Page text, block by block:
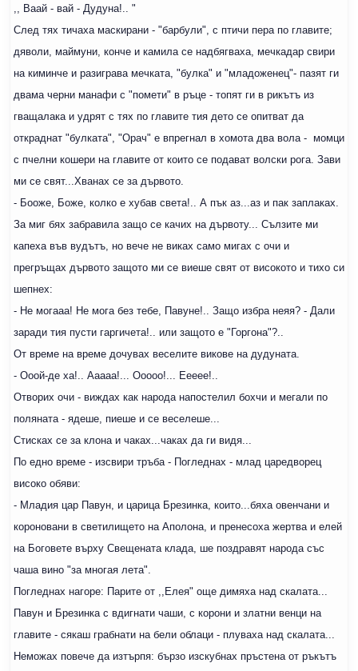
,, Ваай - вай - Дудуна!.. "
След тях тичаха маскирани - "барбули", с птичи пера по главите;
дяволи, маймуни, конче и камила се надбягваха, мечкадар свири
на киминче и разиграва мечката, "булка" и "младоженец"- пазят ги
двама черни манафи с "помети" в ръце - топят ги в рикътъ из
гващалака и удрят с тях по главите тия дето се опитват да
откраднат "булката", "Орач" е впрегнал в хомота два вола - момци
с пчелни кошери на главите от които се подават волски рога. Зави
ми се свят...Хванах се за дървото.
- Бооже, Боже, колко е хубав света!.. А пък аз...аз и пак заплаках.
За миг бях забравила защо се качих на дървоту... Сълзите ми
капеха във вудътъ, но вече не виках само мигах с очи и
прегръщах дървото защото ми се виеше свят от високото и тихо си
шепнех:
- Не могааа! Не мога без тебе, Павуне!.. Защо избра неяя? - Дали
заради тия пусти гаргичета!.. или защото е "Горгона"?..
От време на време дочувах веселите викове на дудуната.
- Ооой-де ха!.. Ааааа!... Ооооо!... Еееее!..
Отворих очи - виждах как народа напостелил бохчи и мегали по
поляната - ядеше, пиеше и се веселеше...
Стисках се за клона и чаках...чаках да ги видя...
По едно време - изсвири тръба - Погледнах - млад царедворец
високо обяви:
- Младия цар Павун, и царица Брезинка, които...бяха овенчани и
короновани в светилището на Аполона, и пренесоха жертва и елей
на Боговете върху Свещената клада, ше поздравят народа със
чаша вино "за многая лета".
Погледнах нагоре: Парите от ,,Елея" още димяха над скалата...
Павун и Брезинка с вдигнати чаши, с корони и златни венци на
главите - сякаш грабнати на бели облаци - плуваха над скалата...
Неможах повече да изтърпя: бързо изскубнах пръстена от ръкътъ